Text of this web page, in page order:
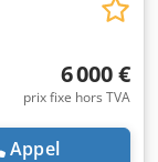
6 000 €
prix fixe hors TVA
Appel